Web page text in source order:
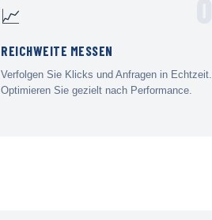
📈
REICHWEITE MESSEN
Verfolgen Sie Klicks und Anfragen in Echtzeit.
Optimieren Sie gezielt nach Performance.